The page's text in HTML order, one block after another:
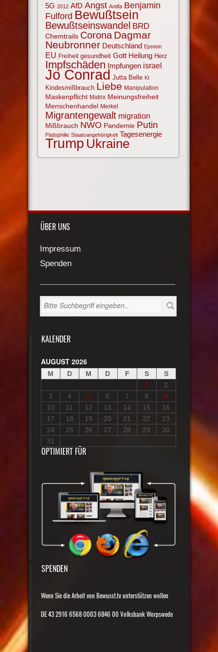
5G 2012 AfD Angst Antifa Benjamin
Fulford Bewußtsein
Bewußtseinswandel BRD
Chemtrails Corona Dagmar
Neubronner Deutschland Epstein
EU Freiheit gesundheit Gott Heilung Herz
Impfschäden Impfungen israel
Jo Conrad Jutta Belle KI
Kindesmißbrauch Liebe Manipulation
Maskenpflicht Matrix Meinungsfreiheit
Menschenhandel Merkel
Migrantengewalt migration
Mißbrauch NWO Pandemie Putin
Pädophilie Staatsangehörigkeit Tagesenergie
Trump Ukraine
ÜBER UNS
Impressum
Spenden
KALENDER
AUGUST 2026
M D M D F S
S
1
2
3
4 5 6 7 8
9
10
11 12 13 14 15
16
17
18 19 20 21 22
23
24
25 26 27 28 29
30
31
OPTIMIERT FÜR
SPENDEN
Wenn Sie die Arbeit von Bewusst.tv unterstützen wollen
DE 43 2916 6568 0003 6846 00 Volksbank Worpswede